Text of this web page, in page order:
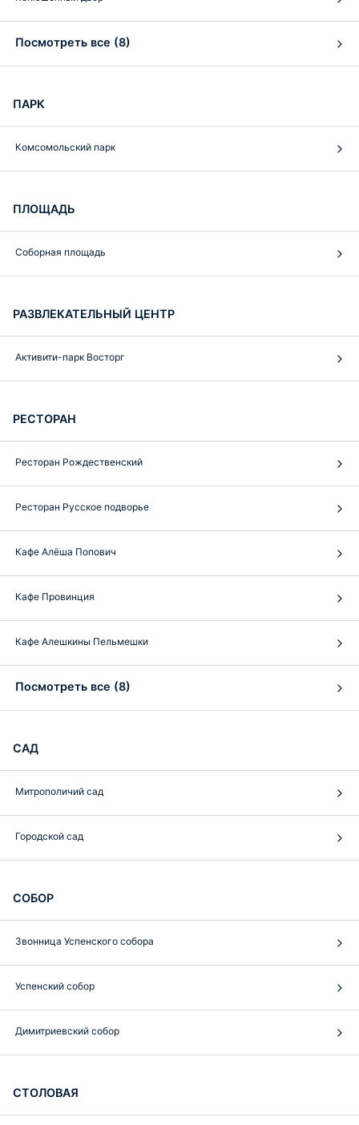
Посмотреть все (8)
ПАРК
Комсомольский парк
ПЛОЩАДЬ
Соборная площадь
РАЗВЛЕКАТЕЛЬНЫЙ ЦЕНТР
Активити-парк Восторг
РЕСТОРАН
Ресторан Рождественский
Ресторан Русское подворье
Кафе Алёша Попович
Кафе Провинция
Кафе Алешкины Пельмешки
Посмотреть все (8)
САД
Митрополичий сад
Городской сад
СОБОР
Звонница Успенского собора
Успенский собор
Димитриевский собор
СТОЛОВАЯ